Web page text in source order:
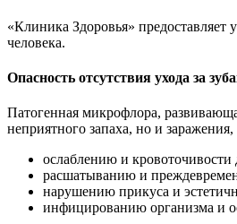
«Клиника Здоровья» предоставляет
человека.
Опасность отсутствия ухода за
Патогенная микрофлора,
неприятного запаха, но и
ослаблению и кровоточивости
расшатыванию и
нарушению прикуса и
инфицированию организма и